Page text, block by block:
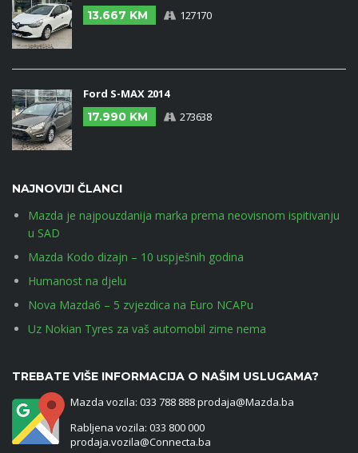
13.667 KM
127170
Ford S-MAX 2014
17.990 KM
273638
NAJNOVIJI ČLANCI
Mazda je najpouzdanija marka prema neovisnom ispitivanju
u SAD
Mazda Kodo dizajn – 10 uspješnih godina
Humanost na djelu
Nova Mazda6 – 5 zvjezdica na Euro NCAPu
Uz Nokian Tyres za vaš automobil zime nema
TREBATE VIŠE INFORMACIJA O NAŠIM USLUGAMA?
Mazda vozila: 033 788 888 prodaja@Mazda.ba
Rabljena vozila: 033 800 000
prodaja.vozila@Connecta.ba